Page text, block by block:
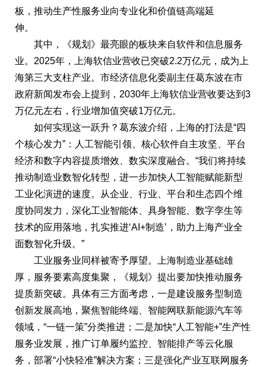
板，推动生产性服务业向专业化和价值链高端延
伸。
其中，《规划》最亮眼的板块来自软件和信息服务
业。2025年，上海软信业营收已突破2.2万亿元，成为上
海第三大支柱产业。市经济信息化委副主任葛东波在市
政府新闻发布会上提到，2030年上海软信业营收要达到3
万亿元左右，行业增加值突破1万亿元。
如何实现这一跃升？葛东波介绍，上海的打法是“四
个核心发力”：人工智能引领、核心软件自主攻坚、平台
经济和数字内容提质增效、数实深度融合。“我们将持续
推动制造业数智化转型，进一步加快人工智能赋能新型
工业化演进的速度。从企业、行业、平台和生态四个维
度协同发力，深化工业智能体、具身智能、数字孪生等
技术的应用落地，扎实推进‘AI+制造’，助力上海产业全
面数智化升级。”
工业服务业同样被寄予厚望。上海制造业基础雄
厚，服务要素高度集聚，《规划》提出要加快推动服务
提质新突破。具体有三方面考虑，一是建设服务型制造
创新发展高地，聚焦智能终端、智能网联新能源汽车等
领域，“一链一策”分类推进；二是加快“人工智能+”生产性
服务业发展，推广订单履约监控、智能排产等云化服
务，部署“小快轻准”解决方案；三是强化产业互联网服务